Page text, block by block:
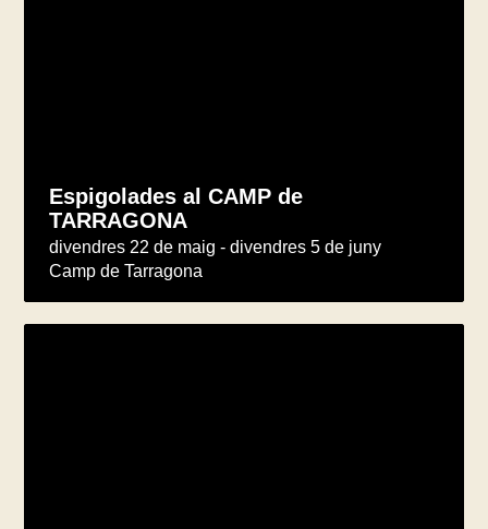
Espigolades al CAMP de
TARRAGONA
divendres 22 de maig - divendres 5 de juny
Camp de Tarragona